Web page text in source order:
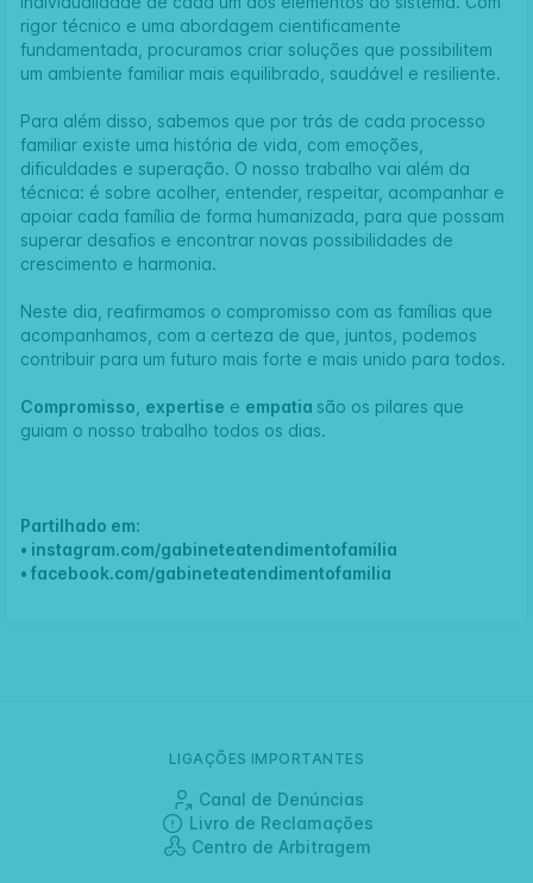
rigor técnico e uma abordagem cientificamente
fundamentada, procuramos criar soluções que possibilitem
um ambiente familiar mais equilibrado, saudável e resiliente.
Para além disso, sabemos que por trás de cada processo
familiar existe uma história de vida, com emoções,
dificuldades e superação. O nosso trabalho vai além da
técnica: é sobre acolher, entender, respeitar, acompanhar e
apoiar cada família de forma humanizada, para que possam
superar desafios e encontrar novas possibilidades de
crescimento e harmonia.
Neste dia, reafirmamos o compromisso com as famílias que
acompanhamos, com a certeza de que, juntos, podemos
contribuir para um futuro mais forte e mais unido para todos.
Compromisso expertise e empatia são os pilares que
guiam o nosso trabalho todos os dias.
Partilhado em:
• instagram.com/gabineteatendimentofamilia
• facebook.com/gabineteatendimentofamilia
LIGAÇÕES IMPORTANTES
Canal de Denúncias
Livro de Reclamações
Centro de Arbitragem